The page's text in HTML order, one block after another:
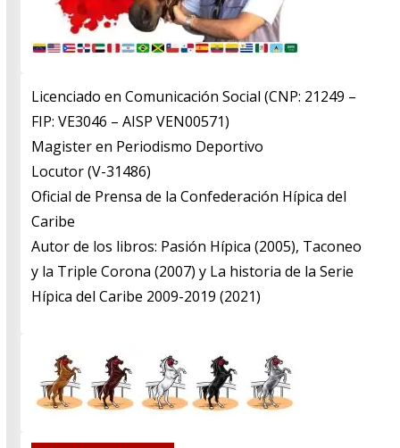
Licenciado en Comunicación Social (CNP: 21249 –
FIP: VE3046 – AISP VEN00571)
​Magister en Periodismo Deportivo
​Locutor (V-31486)
​Oficial de Prensa de la Confederación Hípica del
Caribe
​Autor de los libros: Pasión Hípica (2005), Taconeo
y la Triple Corona (2007) y La historia de la Serie
Hípica del Caribe 2009-2019 (2021)